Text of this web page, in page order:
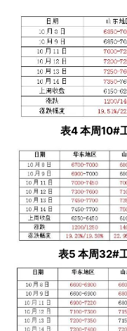
表4 本周10#
表5 本周32#